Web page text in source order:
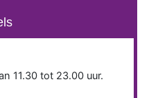
11.30 tot 23.00 uur.